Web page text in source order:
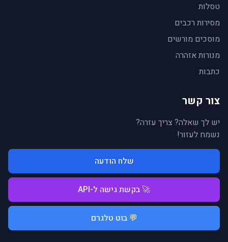
טסלות
מסירות רכבים
מוסכים מורשים
מנורות אזהרה
כתבות
צור קשר
יש לך שאלה? צריך עזרה?
נשמח לעזור!
שלח הודעה
🚀 בקשת גישה ל-API
💬 בוט טלגרם